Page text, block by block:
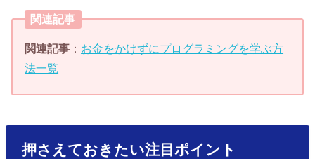
関連記事
関連記事 ： お金をかけずにプログラミングを学ぶ方
法一覧
押さえておきたい注目ポイント